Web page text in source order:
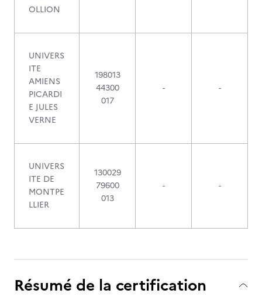
OLLION
UNIVERS
ITE
AMIENS
PICARDI
E JULES
VERNE
198013
44300
017
- -
UNIVERS
ITE DE
MONTPE
LLIER
130029
79600
013
- -
Résumé de la certification